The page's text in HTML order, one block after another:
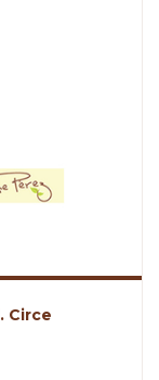
Circe